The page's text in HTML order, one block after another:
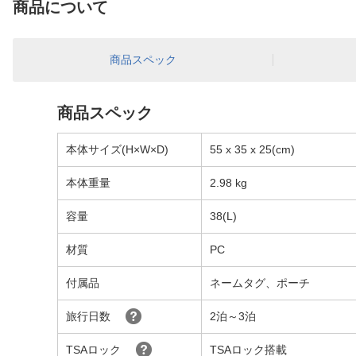
商品について
商品スペック
商品スペック
本体サイズ(H×W×D) 55 x 35 x 25(cm)
本体重量 2.98 kg
容量 38(L)
材質 PC
付属品 ネームタグ、ポーチ
旅行日数 2泊～3泊
TSAロック TSAロック搭載